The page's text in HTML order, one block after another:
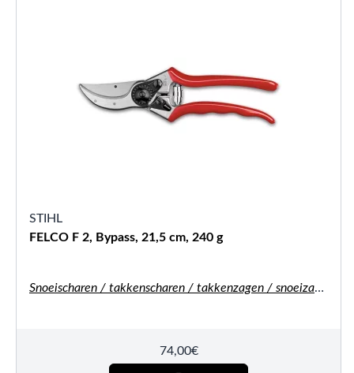
STIHL
FELCO F 2, Bypass, 21,5 cm, 240 g
Snoeischaren / takkenscharen / takkenzagen / snoeizagen
74,00€